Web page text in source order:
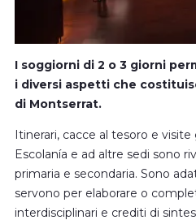
I soggiorni di 2 o 3 giorni
i diversi aspetti che
di Montserrat.
Itinerari, cacce al tesoro e
Escolanía e ad altre sedi sono
primaria e secondaria. Sono
servono per elaborare o
interdisciplinari e crediti di